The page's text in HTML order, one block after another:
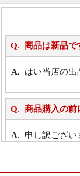
商品は新品で
はい当店の出
商品購入の前
申し訳ござい